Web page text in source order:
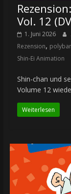
Vol. 12
1. Juni 2026
Rezension,
Shin-Ei Animation
Shin-chan und
Volume 12
Weiterlesen